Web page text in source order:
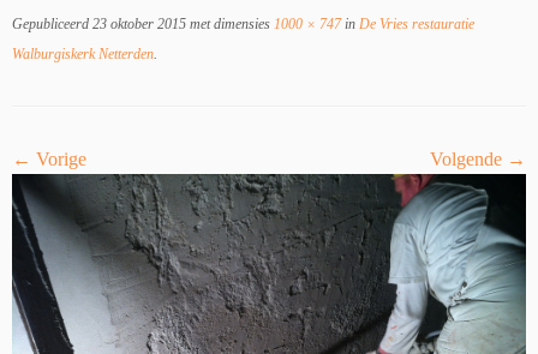
Gepubliceerd 23 oktober 2015 met dimensies 1000 × 747in De Vries restauratie
Walburgiskerk Netterden
← Vorige Volgende →